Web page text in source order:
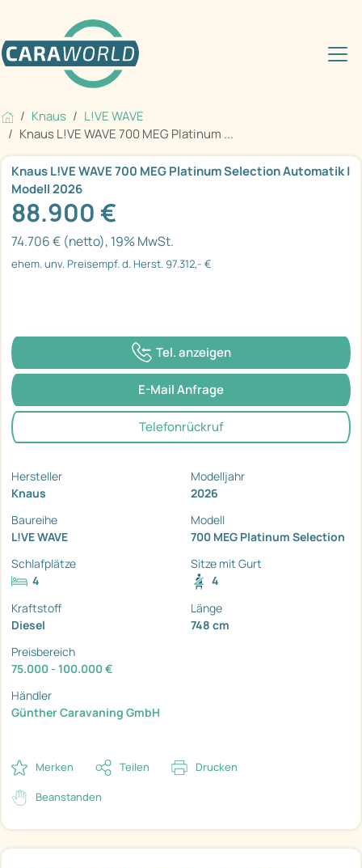
Knaus
L!VE WAVE
Knaus L!VE WAVE 700 MEG Platinum ...
Knaus L!VE WAVE 700 MEG Platinum Selection Automatik |
Modell 2026
88.900 €
74.706 € (netto), 19% MwSt.
ehem. unv. Preisempf. d. Herst. 97.312,- €
Tel. anzeigen
E-Mail Anfrage
Telefonrückruf
Hersteller
Knaus
Modelljahr
2026
Baureihe
L!VE WAVE
Modell
700 MEG Platinum Selection
Schlafplätze
4
Sitze mit Gurt
4
Kraftstoff
Diesel
Länge
748 cm
Preisbereich
75.000 - 100.000 €
Händler
Günther Caravaning GmbH
Merken Teilen Drucken
Beanstanden